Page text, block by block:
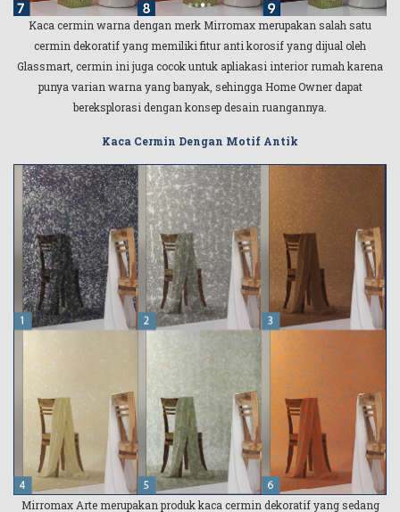
Kaca cermin warna dengan merk Mirromax merupakan salah satu
cermin dekoratif yang memiliki fitur anti korosif yang dijual oleh
Glassmart, cermin ini juga cocok untuk apliakasi interior rumah karena
punya varian warna yang banyak, sehingga Home Owner dapat
bereksplorasi dengan konsep desain ruangannya.
Kaca Cermin Dengan Motif Antik
Mirromax Arte merupakan produk kaca cermin dekoratif yang sedang